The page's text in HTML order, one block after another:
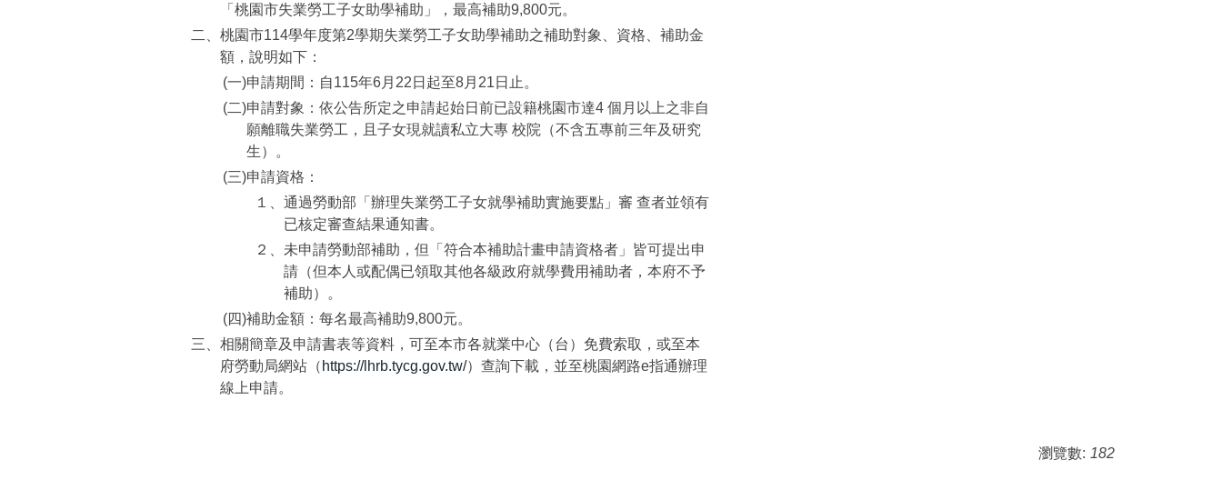
「桃園市失業勞工子女助學補助」，最高補助9,800元。
二、 桃園市114學年度第2學期失業勞工子女助學補助之補助對象、資格、補助金
額，說明如下：
(一)申請期間：自115年6月22日起至8月21日止。
(二)申請對象：依公告所定之申請起始日前已設籍桃園市達4 個月以上之非自
願離職失業勞工，且子女現就讀私立大專 校院（不含五專前三年及研究
生）。
(三)申請資格：
１、 通過勞動部「辦理失業勞工子女就學補助實施要點」審 查者並領有
已核定審查結果通知書。
２、 未申請勞動部補助，但「符合本補助計畫申請資格者」皆可提出申
請（但本人或配偶已領取其他各級政府就學費用補助者，本府不予
補助）。
(四)補助金額：每名最高補助9,800元。
三、 相關簡章及申請書表等資料，可至本市各就業中心（台）免費索取，或至本
府勞動局網站（ https://lhrb.tycg.gov.tw/）查詢下載，並至桃園網路e指通辦理
線上申請。
瀏覽數: 182